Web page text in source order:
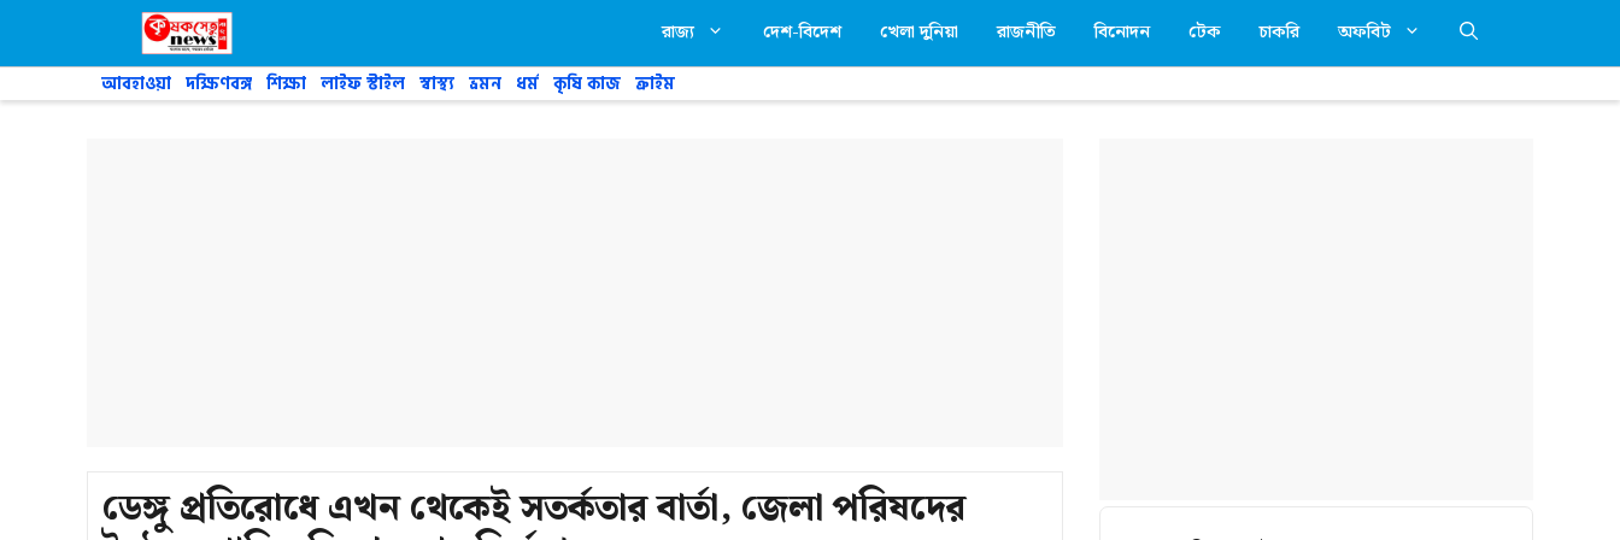
রাজ্য দেশ-বিদেশ খেলা দুনিয়া রাজনীতি বিনোদন টেক চাকরি অফবিট
আবহাওয়া দক্ষিণবঙ্গ শিক্ষা লাইফ স্টাইল স্বাস্থ্য ভ্রমন ধর্ম কৃষি কাজ ক্রাইম
ডেঙ্গু প্রতিরোধে এখন থেকেই সতর্কতার বার্তা, জেলা পরিষদের